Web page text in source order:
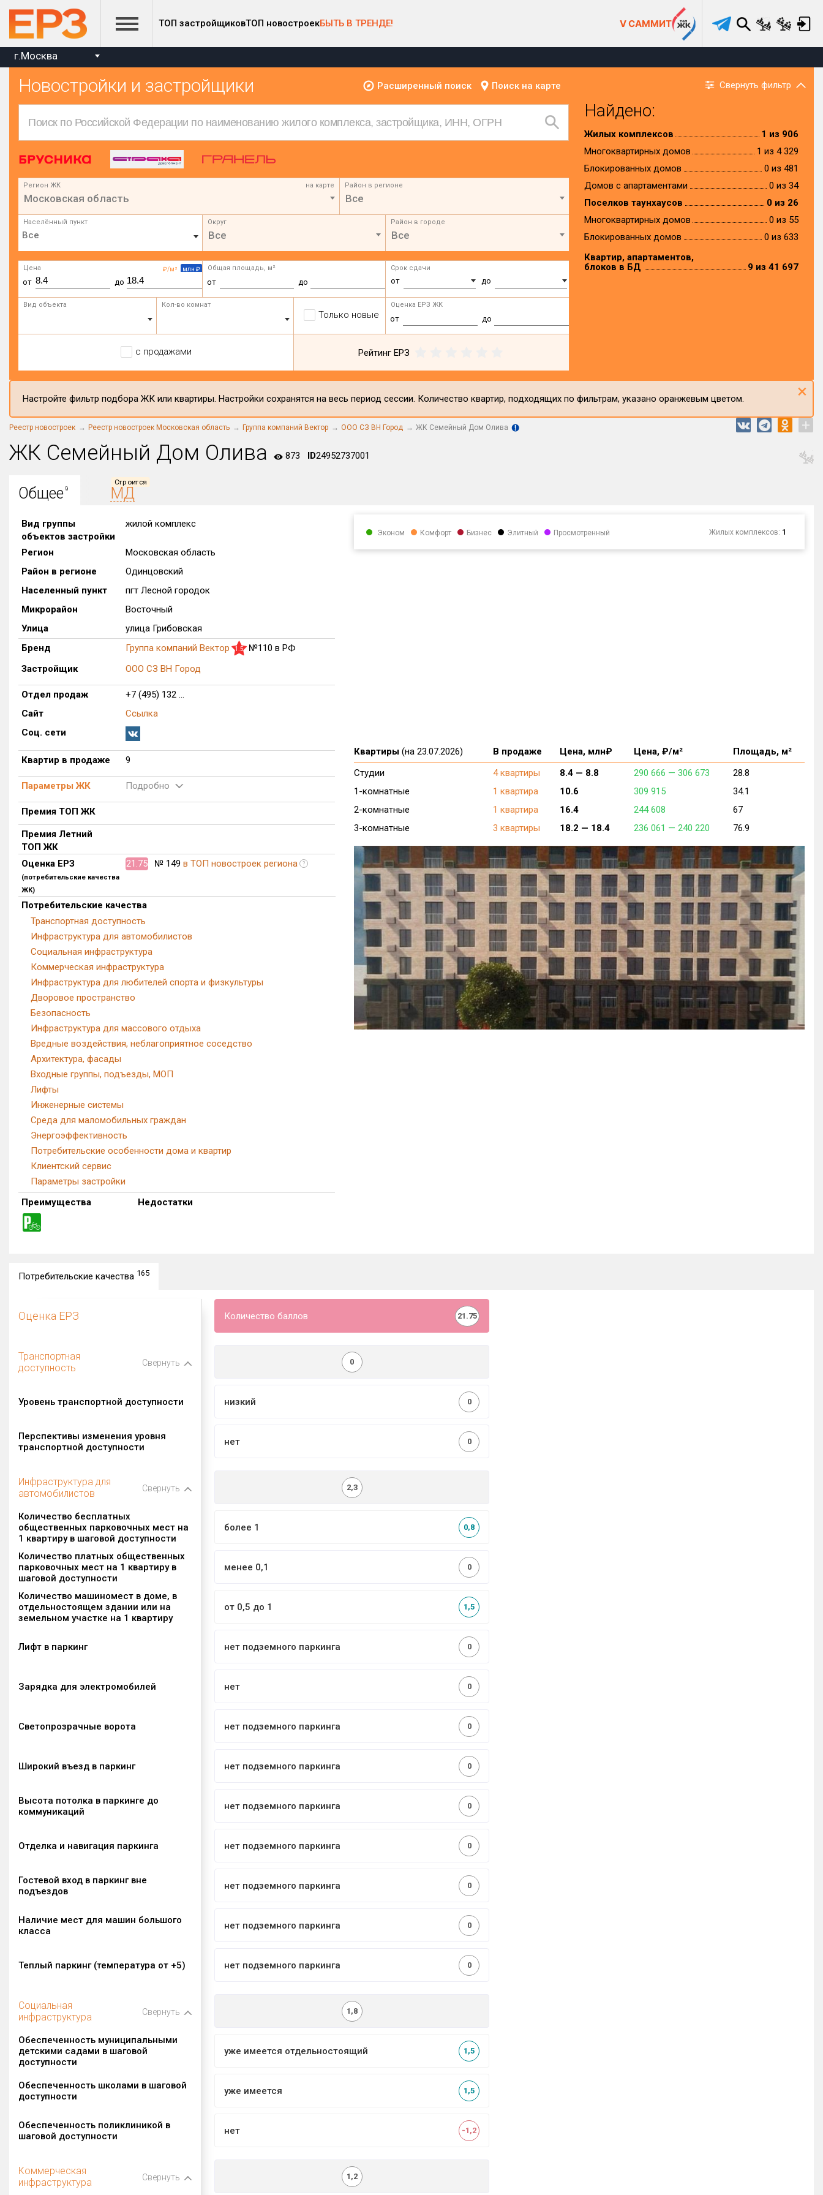
ТОП застройщиковТОП новостроекБЫТЬ В ТРЕНДЕ! V САММИТ
г.Москва
Новостройки и застройщики Расширенный поиск Поиск на карте Свернуть фильтр
Регион ЖК на карте
Московская область
Район в регионе
Все
Населённый пункт Округ
Все
Район в городе
Все
₽/м² млн ₽
Цена
от до
Общая площадь, м²
от до
Срок сдачи
от до
Вид объекта Кол-во комнат
Только новые
Оценка ЕРЗ ЖК
от до
с продажами Рейтинг ЕРЗ
Найдено:
Жилых комплексов
1 из 906
Многоквартирных домов
1 из 4 329
Блокированных домов
0 из 481
Домов с апартаментами
0 из 34
Поселков таунхаусов
0 из 26
Многоквартирных домов
0 из 55
Блокированных домов
0 из 633
Квартир, апартаментов,
блоков в БД
9 из 41 697
Настройте фильтр подбора ЖК или квартиры. Настройки сохранятся на весь период сессии. Количество квартир, подходящих по фильтрам, указано оранжевым цветом. ×
Реестр новостроек Реестр новостроек Московская область Группа компаний Вектор ООО СЗ ВН Город ЖК Семейный Дом Олива +
ЖК Семейный Дом Олива 873 ID24952737001
Общее9
Строится
МД
Вид группы
объектов застройки
жилой комплекс
Регион
Московская область
Район в регионе
Одинцовский
Населенный пункт
пгт Лесной городок
Микрорайон
Восточный
Улица
улица Грибовская
Бренд
Группа компаний Вектор 1.5
№110 в РФ
Застройщик
ООО СЗ ВН Город
Отдел продаж
+7 (495) 132 ...
Сайт
Ссылка
Соц. сети
Квартир в продаже 9
Параметры ЖК Подробно
Премия ТОП ЖК
Премия Летний
ТОП ЖК
Оценка ЕРЗ
(потребительские качества
ЖК)
21.75 № 149 в ТОП новостроек региона ?
Потребительские качества
Транспортная доступность
Инфраструктура для автомобилистов
Социальная инфраструктура
Коммерческая инфраструктура
Инфраструктура для любителей спорта и физкультуры
Дворовое пространство
Безопасность
Инфраструктура для массового отдыха
Вредные воздействия, неблагоприятное соседство
Архитектура, фасады
Входные группы, подъезды, МОП
Лифты
Инженерные системы
Среда для маломобильных граждан
Энергоэффективность
Потребительские особенности дома и квартир
Клиентский сервис
Параметры застройки
Преимущества
Недостатки
Эконом Комфорт Бизнес Элитный Просмотренный Жилых комплексов: 1
Квартиры (на 23.07.2026) В продаже Цена, млн₽ Цена, ₽/м²
Площадь, м²
Студии
4 квартиры 8.4 — 8.8 290 666 — 306 673
28.8
1-комнатные
1 квартира 10.6 309 915
34.1
2-комнатные
1 квартира 16.4 244 608
67
3-комнатные
3 квартиры 18.2 — 18.4 236 061 — 240 220 76.9
Потребительские качества 165
Оценка ЕРЗ Количество баллов 21.75
Транспортная
доступность
Свернуть 0
Уровень транспортной доступности низкий 0
Перспективы изменения уровня
транспортной доступности
нет 0
Инфраструктура для
автомобилистов
Свернуть 2,3
Количество бесплатных
общественных парковочных мест на
1 квартиру в шаговой доступности
более 1 0,8
Количество платных общественных
парковочных мест на 1 квартиру в
шаговой доступности
менее 0,1 0
Количество машиномест в доме, в
отдельностоящем здании или на
земельном участке на 1 квартиру
от 0,5 до 1 1,5
Лифт в паркинг нет подземного паркинга 0
Зарядка для электромобилей нет 0
Светопрозрачные ворота нет подземного паркинга 0
Широкий въезд в паркинг нет подземного паркинга 0
Высота потолка в паркинге до
коммуникаций
нет подземного паркинга 0
Отделка и навигация паркинга нет подземного паркинга 0
Гостевой вход в паркинг вне
подъездов
нет подземного паркинга 0
Наличие мест для машин большого
класса
нет подземного паркинга 0
Теплый паркинг (температура от +5) нет подземного паркинга 0
Социальная
инфраструктура
Свернуть 1,8
Обеспеченность муниципальными
детскими садами в шаговой
доступности
уже имеется отдельностоящий 1,5
Обеспеченность школами в шаговой
доступности
уже имеется 1,5
Обеспеченность поликлиникой в
шаговой доступности
нет -1,2
Коммерческая
инфраструктура
Свернуть 1,2